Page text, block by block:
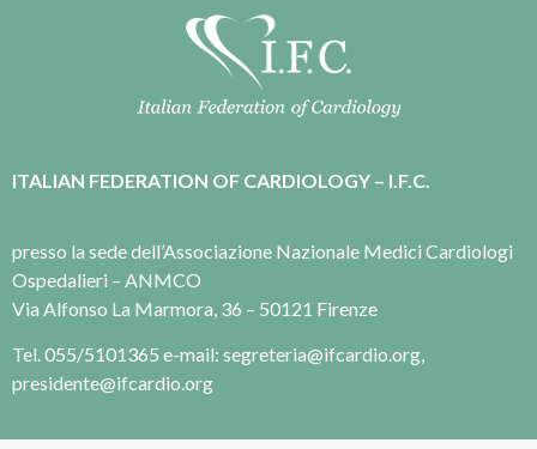
ITALIAN FEDERATION OF CARDIOLOGY – I.F.C.
presso la sede dell’Associazione Nazionale Medici Cardiologi
Ospedalieri – ANMCO
Via Alfonso La Marmora, 36 – 50121 Firenze
Tel. 055/5101365 e-mail: segreteria@ifcardio.org,
presidente@ifcardio.org